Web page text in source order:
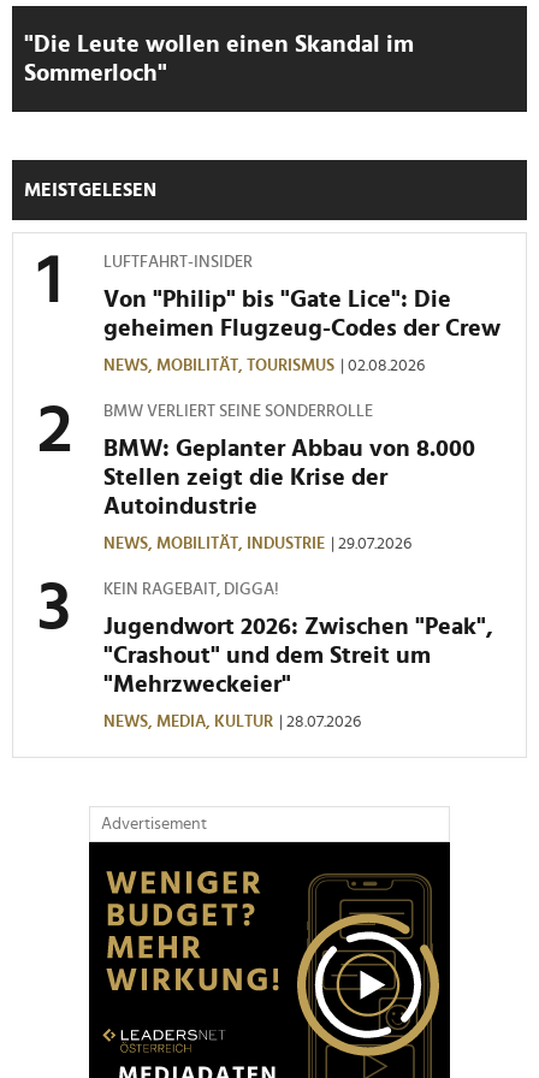
personalisieren, Funktionen für soziale Medien anbieten
zu können und die Zugriffe auf unsere Website zu
Verwendung unserer Website an unsere Partner für
haben oder die sie im Rahmen Ihrer Nutzung der Dienste
gesammelt haben.
"Die Leute wollen einen Skandal im
Sommerloch"
MEISTGELESEN
LUFTFAHRT-INSIDER
Von "Philip" bis "Gate Lice": Die
geheimen Flugzeug-Codes der Crew
NEWS, MOBILITÄT, TOURISMUS | 02.08.2026
BMW VERLIERT SEINE SONDERROLLE
BMW: Geplanter Abbau von 8.000
Stellen zeigt die Krise der
Autoindustrie
NEWS, MOBILITÄT, INDUSTRIE | 29.07.2026
KEIN RAGEBAIT, DIGGA!
Jugendwort 2026: Zwischen "Peak",
"Crashout" und dem Streit um
"Mehrzweckeier"
NEWS, MEDIA, KULTUR | 28.07.2026
Advertisement